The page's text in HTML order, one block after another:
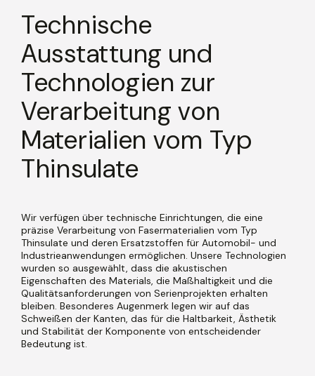
Technische
Ausstattung und
Technologien zur
Verarbeitung von
Materialien vom Typ
Thinsulate
Wir verfügen über technische Einrichtungen, die eine
präzise Verarbeitung von Fasermaterialien vom Typ
Thinsulate und deren Ersatzstoffen für Automobil- und
Industrieanwendungen ermöglichen. Unsere Technologien
wurden so ausgewählt, dass die akustischen
Eigenschaften des Materials, die Maßhaltigkeit und die
Qualitätsanforderungen von Serienprojekten erhalten
bleiben. Besonderes Augenmerk legen wir auf das
Schweißen der Kanten, das für die Haltbarkeit, Ästhetik
und Stabilität der Komponente von entscheidender
Bedeutung ist.